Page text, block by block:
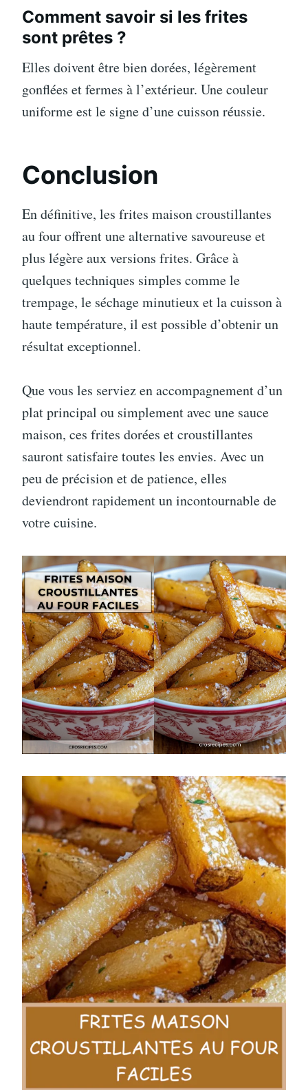
Comment savoir si les frites
sont prêtes ?
Elles doivent être bien dorées, légèrement
gonflées et fermes à l’extérieur. Une couleur
uniforme est le signe d’une cuisson réussie.
Conclusion
En définitive, les frites maison croustillantes
au four offrent une alternative savoureuse et
plus légère aux versions frites. Grâce à
quelques techniques simples comme le
trempage, le séchage minutieux et la cuisson à
haute température, il est possible d’obtenir un
résultat exceptionnel.
Que vous les serviez en accompagnement d’un
plat principal ou simplement avec une sauce
maison, ces frites dorées et croustillantes
sauront satisfaire toutes les envies. Avec un
peu de précision et de patience, elles
deviendront rapidement un incontournable de
votre cuisine.